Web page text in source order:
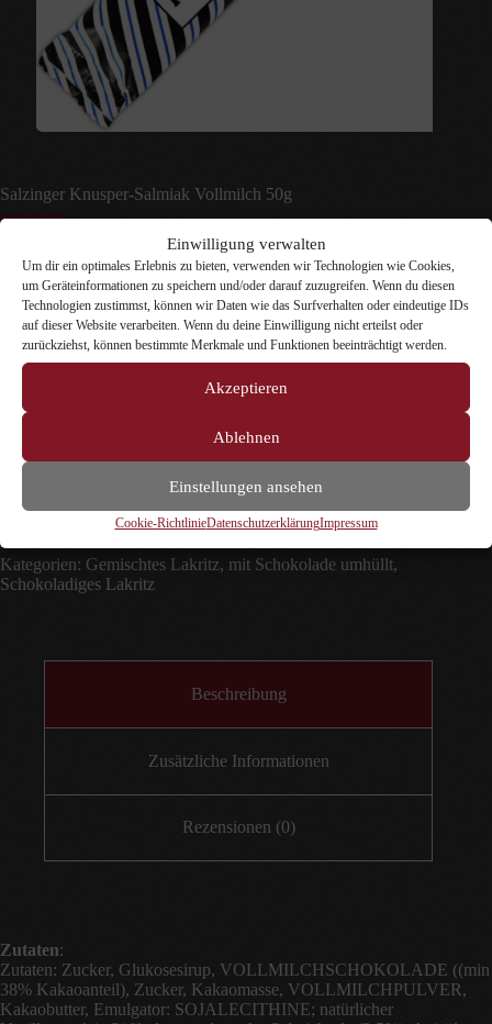
Einwilligung verwalten
Um dir ein optimales Erlebnis zu bieten, verwenden wir Technologien wie Cookies,
um Geräteinformationen zu speichern und/oder darauf zuzugreifen. Wenn du diesen
Technologien zustimmst, können wir Daten wie das Surfverhalten oder eindeutige IDs
auf dieser Website verarbeiten. Wenn du deine Einwilligung nicht erteilst oder
zurückziehst, können bestimmte Merkmale und Funktionen beeinträchtigt werden.
Akzeptieren
Ablehnen
Einstellungen ansehen
Cookie-RichtlinieDatenschutzerklärungImpressum
Salzinger Knusper-Salmiak Vollmilch 50g
inkl. 7 % MwSt. zzgl.Versandkosten
Lakritz mal anders. Salzinger Knusper-Salmiak kombiniert
aromatische Lakritz-Stückchen mit der Riegel-Form. Die
kleinen knusprigen Highlights in der süßen Masse
harmonieren geschmackvoll mit dem Überzug aus
zartschmelzender Vollmilch-Schokolade.
Vollmilch
50g
Menge
In den Warenkorb
Kategorien: Gemischtes Lakritz, mit Schokolade umhüllt,
Schokoladiges Lakritz
Beschreibung
Zusätzliche Informationen
Rezensionen (0)
Zutaten:
Zutaten: Zucker, Glukosesirup, VOLLMILCHSCHOKOLADE ((min
38% Kakaoanteil), Zucker, Kakaomasse, VOLLMILCHPULVER,
Kakaobutter, Emulgator: SOJALECITHINE; natürlicher